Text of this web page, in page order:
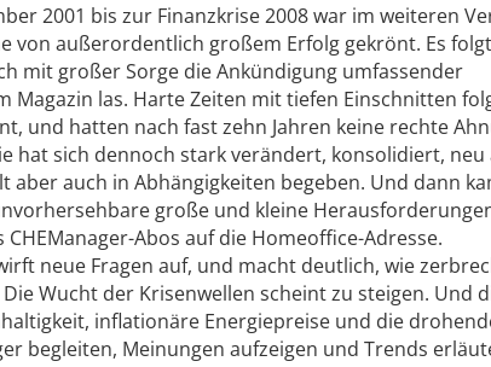
2001 bis zur Finanzkrise 2008 war im weiteren
von außerordentlich großem Erfolg gekrönt. Es
mit großer Sorge die Ankündigung umfassender
Magazin las. Harte Zeiten mit tiefen Einschnitten
und hatten nach fast zehn Jahren keine rechte
hat sich dennoch stark verändert, konsolidiert, neu
auch in Abhängigkeiten begeben. Und dann
große und kleine
Abos auf die Homeoffice-­Adresse.
neue Fragen auf, und macht deutlich, wie
Wucht der Krisenwellen scheint zu steigen. Und
inflationäre Energiepreise und die
begleiten, Meinungen aufzeigen und Trends